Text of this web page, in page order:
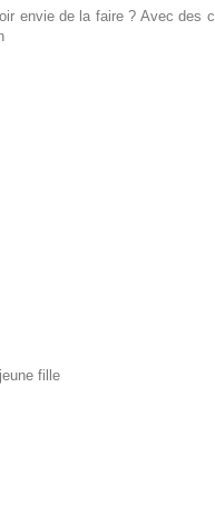
envie de la faire ? Avec des
fille